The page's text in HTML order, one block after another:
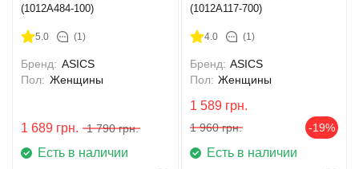
(1012A484-100)
5.0 (1)
Бренд: ASICS
Пол: Женщины
1 689 грн. 1 790 грн.
Есть в наличии
(1012A117-700)
4.0 (1)
Бренд: ASICS
Пол: Женщины
1 589 грн.
1 960 грн. -19%
Есть в наличии